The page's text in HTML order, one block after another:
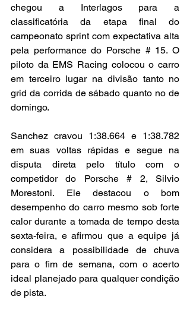
chegou a Interlagos para a
classificatória da etapa final do
campeonato sprint com expectativa alta
pela performance do Porsche # 15. O
piloto da EMS Racing colocou o carro
em terceiro lugar na divisão tanto no
grid da corrida de sábado quanto no de
domingo.
Sanchez cravou 1:38.664 e 1:38.782
em suas voltas rápidas e segue na
disputa direta pelo título com o
competidor do Porsche # 2, Silvio
Morestoni. Ele destacou o bom
desempenho do carro mesmo sob forte
calor durante a tomada de tempo desta
sexta-feira, e afirmou que a equipe já
considera a possibilidade de chuva
para o fim de semana, com o acerto
ideal planejado para qualquer condição
de pista.